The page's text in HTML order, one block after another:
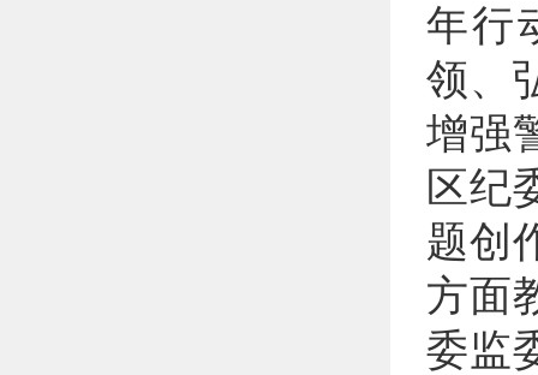
年行
领、
增强
区纪
题创
方面
委监